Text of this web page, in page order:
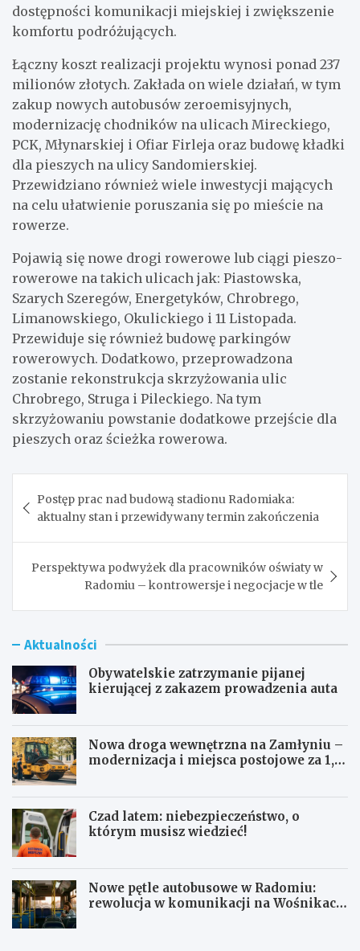
dostępności komunikacji miejskiej i zwiększenie
komfortu podróżujących.
Łączny koszt realizacji projektu wynosi ponad 237
milionów złotych. Zakłada on wiele działań, w tym
zakup nowych autobusów zeroemisyjnych,
modernizację chodników na ulicach Mireckiego,
PCK, Młynarskiej i Ofiar Firleja oraz budowę kładki
dla pieszych na ulicy Sandomierskiej.
Przewidziano również wiele inwestycji mających
na celu ułatwienie poruszania się po mieście na
rowerze.
Pojawią się nowe drogi rowerowe lub ciągi pieszo-
rowerowe na takich ulicach jak: Piastowska,
Szarych Szeregów, Energetyków, Chrobrego,
Limanowskiego, Okulickiego i 11 Listopada.
Przewiduje się również budowę parkingów
rowerowych. Dodatkowo, przeprowadzona
zostanie rekonstrukcja skrzyżowania ulic
Chrobrego, Struga i Pileckiego. Na tym
skrzyżowaniu powstanie dodatkowe przejście dla
pieszych oraz ścieżka rowerowa.
wpisu
Postęp prac nad budową stadionu Radomiaka:
aktualny stan i przewidywany termin zakończenia
Perspektywa podwyżek dla pracowników oświaty w
Radomiu – kontrowersje i negocjacje w tle
Aktualności
Obywatelskie zatrzymanie pijanej
kierującej z zakazem prowadzenia auta
Nowa droga wewnętrzna na Zamłyniu –
modernizacja i miejsca postojowe za 1,1
Czad latem: niebezpieczeństwo, o
którym musisz wiedzieć!
Nowe pętle autobusowe w Radomiu:
rewolucja w komunikacji na Wośnikach,
O
N